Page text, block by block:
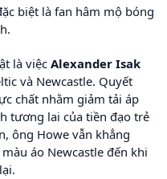
biệt là fan hâm mộ bóng
là việc Alexander Isak
và Newcastle. Quyết
chất nhằm giảm tải áp
tương lai của tiền đạo trẻ
ông Howe vẫn khẳng
áo Newcastle đến khi